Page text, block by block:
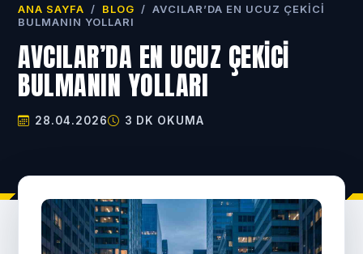
ANA SAYFA / BLOG / AVCILAR’DA EN UCUZ ÇEKICI
BULMANIN YOLLARI
AVCILAR’DA EN UCUZ ÇEKICI
BULMANIN YOLLARI
28.04.2026 3 DK OKUMA